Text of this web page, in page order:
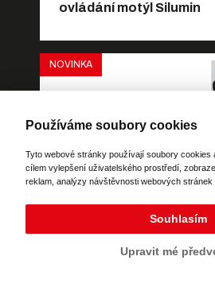
Používáme soubory cookies
Tyto webové stránky používají soubory cookies
cílem vylepšení uživatelského prostředí,
reklam, analýzy návštěvnosti webových stránek
Souhlasím
Upravit mé
ovládání motýl Silumin
NOVINKA
Kulový kohout
HERZCULES pro
rozdělovače
ovládání motýl Silumin
Chettyho